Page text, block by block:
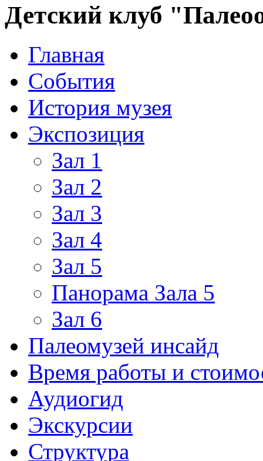
Детский клуб
Главная
События
История музея
Экспозиция
Зал 1
Зал 2
Зал 3
Зал 4
Зал 5
Панорама Зала 5
Зал 6
Палеомузей инсайд
Время работы и
Аудиогид
Экскурсии
Структура